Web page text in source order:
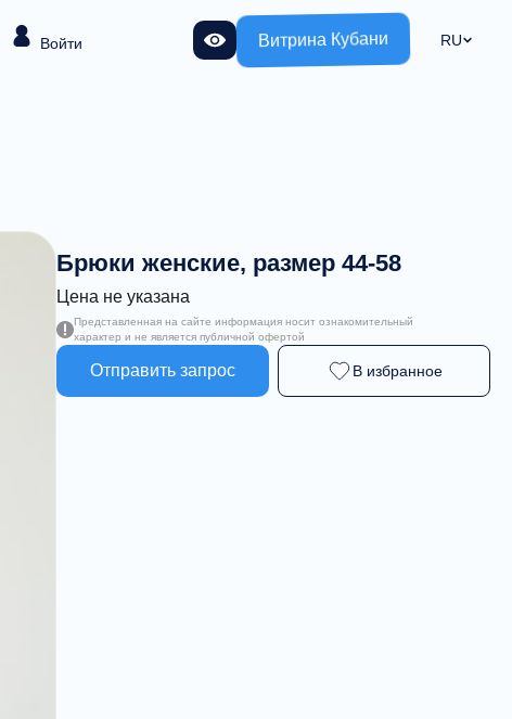
Войти Витрина Кубани RU
Брюки женские, размер 44-58
Цена не указана
Представленная на сайте информация носит ознакомительный
характер и не является публичной офертой
Отправить запрос В избранное